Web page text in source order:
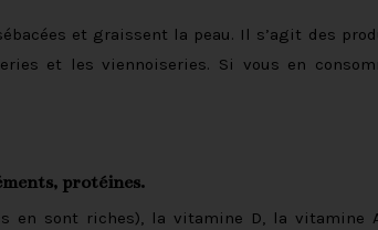
et graissent la peau. Il s’agit des
et les viennoiseries. Si vous en
protéines.
en sont riches), la vitamine D, la vitamine